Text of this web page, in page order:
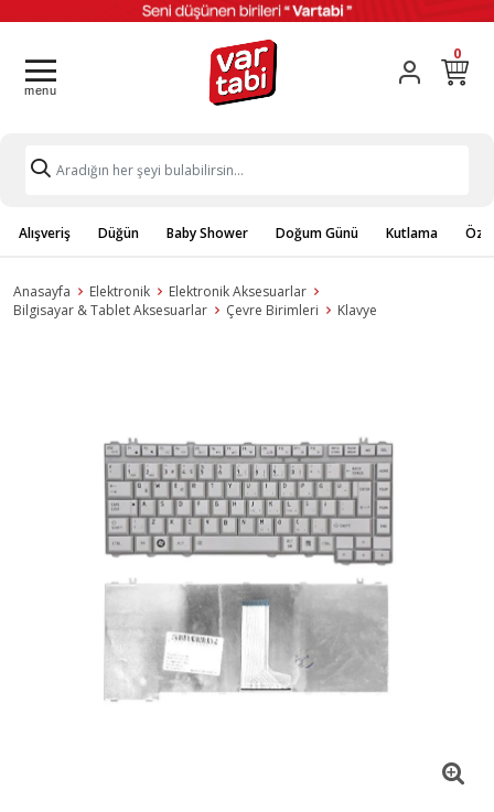
0
Alışveriş Düğün Baby Shower Doğum Günü Kutlama
Anasayfa Elektronik
Elektronik Aksesuarlar
Bilgisayar & Tablet Aksesuarlar
Çevre Birimleri Klavye